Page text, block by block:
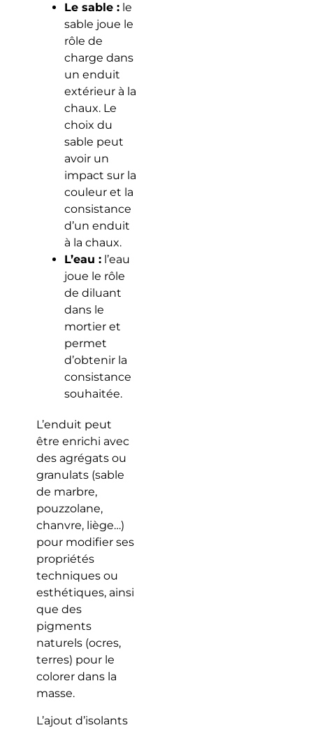
Le sable :le
sable joue le
rôle de
charge dans
un enduit
extérieur à la
chaux. Le
choix du
sable peut
avoir un
impact sur la
couleur et la
consistance
d’un enduit
à la chaux.
L’eau :l’eau
joue le rôle
de diluant
dans le
mortier et
permet
d’obtenir la
consistance
souhaitée.
L’enduit peut
être enrichi avec
des agrégats ou
granulats (sable
de marbre,
pouzzolane,
chanvre, liège…)
pour modifier ses
propriétés
techniques ou
esthétiques, ainsi
que des
pigments
naturels (ocres,
terres) pour le
colorer dans la
masse.
L’ajout d’isolants